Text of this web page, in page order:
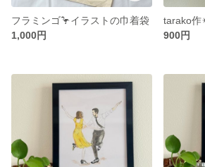
フラミンゴ🦩イラストの巾着袋
1,000円
900円